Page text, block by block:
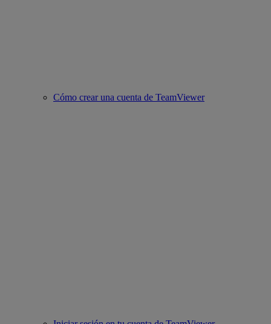
Cómo crear una cuenta de TeamViewer